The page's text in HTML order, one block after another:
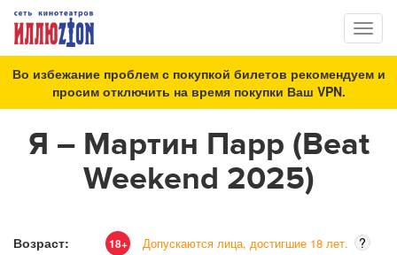
Во избежание проблем с покупкой билетов рекомендуем и
просим отключить на время покупки Ваш VPN.
Я – Мартин Парр (Beat
Weekend 2025)
Возраст: 18+ Допускаются лица, достигшие 18 лет.
?